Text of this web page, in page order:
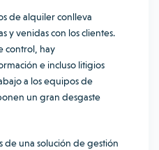
de alquiler conlleva
y venidas con los clientes.
control, hay
e incluso litigios
a los equipos de
un gran desgaste
de una solución de gestión